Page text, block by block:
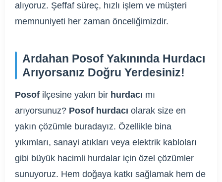
alıyoruz. Şeffaf süreç, hızlı işlem ve müşteri
memnuniyeti her zaman önceliğimizdir.
Ardahan Posof Yakınında Hurdacı
Arıyorsanız Doğru Yerdesiniz!
Posof ilçesine yakın bir hurdacı mı
arıyorsunuz? Posof hurdacı olarak size en
yakın çözümle buradayız. Özellikle bina
yıkımları, sanayi atıkları veya elektrik kabloları
gibi büyük hacimli hurdalar için özel çözümler
sunuyoruz. Hem doğaya katkı sağlamak hem de